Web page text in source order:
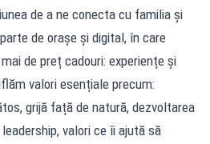
de a ne conecta cu familia și
de orașe și digital, în care
de preț cadouri: experiențe și
valori esențiale precum:
grijă față de natură, dezvoltarea
valori ce îi ajută să